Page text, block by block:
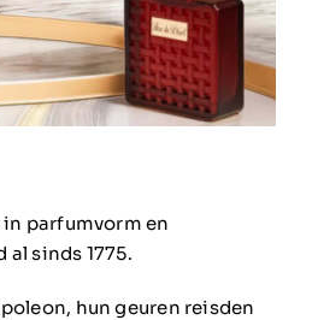
parfumvorm en
sinds 1775.
hun geuren reisden